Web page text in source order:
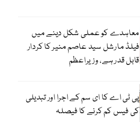
معاہدے کو عملی شکل دینے میں
فیلڈ مارشل سید عاصم منیر کا کردار
قابل قدر ہے، وزیراعظم
پی ٹی اے کا ای سم کے اجرا اور تبدیلی
کی فیس کم کرنے کا فیصلہ